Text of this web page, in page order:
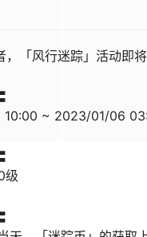
，「风行迷踪」活动即
10:00 ~ 2023/01/06
级